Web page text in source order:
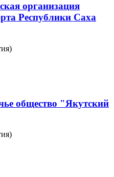
организация
Республики Саха
общество "Якутский